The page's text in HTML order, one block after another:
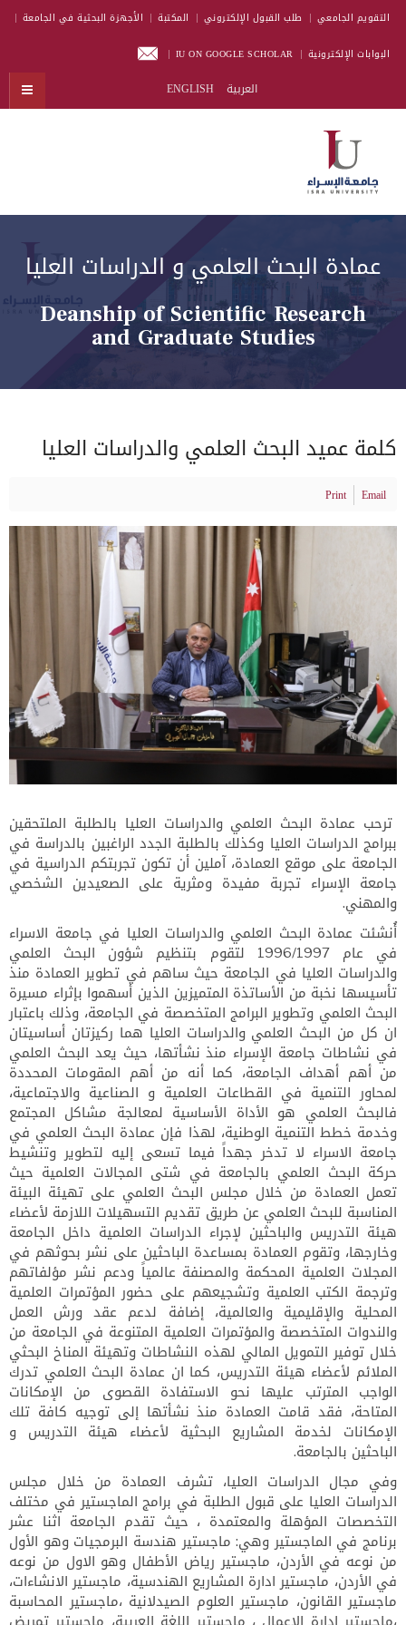
التقويم الجامعي طلب القبول الإلكتروني المكتبة الأجهزة البحثية في الجامعة
البوابات الإلكترونية IU ON GOOGLE SCHOLAR
العربية ENGLISH
عمادة البحث العلمي و الدراسات العليا
Deanship of Scientific Research
and Graduate Studies
كلمة عميد البحث العلمي والدراسات العليا
Print Email
ترحب عمادة البحث العلمي والدراسات العليا بالطلبة الملتحقين
ببرامج الدراسات العليا وكذلك بالطلبة الجدد الراغبين بالدراسة في
الجامعة على موقع العمادة، آملين أن تكون تجربتكم الدراسية في
جامعة الإسراء تجربة مفيدة ومثرية على الصعيدين الشخصي
والمهني.
أُنشئت عمادة البحث العلمي والدراسات العليا في جامعة الاسراء
في عام 1996/1997 لتقوم بتنظيم شؤون البحث العلمي
والدراسات العليا في الجامعة حيث ساهم في تطوير العمادة منذ
تأسيسها نخبة من الأساتذة المتميزين الذين أسهموا بإثراء مسيرة
البحث العلمي وتطوير البرامج المتخصصة في الجامعة، وذلك باعتبار
ان كل من البحث العلمي والدراسات العليا هما ركيزتان أساسيتان
في نشاطات جامعة الإسراء منذ نشأتها، حيث يعد البحث العلمي
من أهم أهداف الجامعة، كما أنه من أهم المقومات المحددة
لمحاور التنمية في القطاعات العلمية و الصناعية والاجتماعية،
فالبحث العلمي هو الأداة الأساسية لمعالجة مشاكل المجتمع
وخدمة خطط التنمية الوطنية، لهذا فإن عمادة البحث العلمي في
جامعة الاسراء لا تدخر جهداً فيما تسعى إليه لتطوير وتنشيط
حركة البحث العلمي بالجامعة في شتى المجالات العلمية حيث
تعمل العمادة من خلال مجلس البحث العلمي على تهيئة البيئة
المناسبة للبحث العلمي عن طريق تقديم التسهيلات اللازمة لأعضاء
هيئة التدريس والباحثين لإجراء الدراسات العلمية داخل الجامعة
وخارجها، وتقوم العمادة بمساعدة الباحثين على نشر بحوثهم في
المجلات العلمية المحكمة والمصنفة عالمياً ودعم نشر مؤلفاتهم
وترجمة الكتب العلمية وتشجيعهم على حضور المؤتمرات العلمية
المحلية والإقليمية والعالمية، إضافة لدعم عقد ورش العمل
والندوات المتخصصة والمؤتمرات العلمية المتنوعة في الجامعة من
خلال توفير التمويل المالي لهذه النشاطات وتهيئة المناخ البحثي
الملائم لأعضاء هيئة التدريس، كما ان عمادة البحث العلمي تدرك
الواجب المترتب عليها نحو الاستفادة القصوى من الإمكانات
المتاحة، فقد قامت العمادة منذ نشأتها إلى توجيه كافة تلك
الإمكانات لخدمة المشاريع البحثية لأعضاء هيئة التدريس و
الباحثين بالجامعة.
وفي مجال الدراسات العليا، تشرف العمادة من خلال مجلس
الدراسات العليا على قبول الطلبة في برامج الماجستير في مختلف
التخصصات المؤهلة والمعتمدة ، حيث تقدم الجامعة اثنا عشر
برنامج في الماجستير وهي: ماجستير هندسة البرمجيات وهو الأول
من نوعه في الأردن، ماجستير رياض الأطفال وهو الاول من نوعه
في الأردن، ماجستير ادارة المشاريع الهندسية، ماجستير الانشاءات،
ماجستير القانون، ماجستير العلوم الصيدلانية ،ماجستير المحاسبة